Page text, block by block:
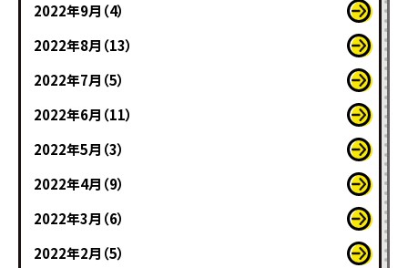
2022年9月（4）
2022年8月（13）
2022年7月（5）
2022年6月（11）
2022年5月（3）
2022年4月（9）
2022年3月（6）
2022年2月（5）